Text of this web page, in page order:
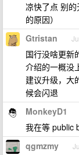
凉快了点 别
的原因）
Gtristan
国行没啥更新
介绍的一概没
建议升级，大
候会闪退
MonkeyD1
我在等 public
qgmzmy